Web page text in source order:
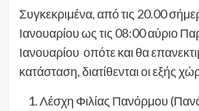
Συγκεκριμένα, από τις 20.00
Ιανουαρίου ως τις 08:00 αύριο
Ιανουαρίου οπότε και θα
κατάσταση, διατίθενται οι εξής
Λέσχη Φιλίας Πανόρμου